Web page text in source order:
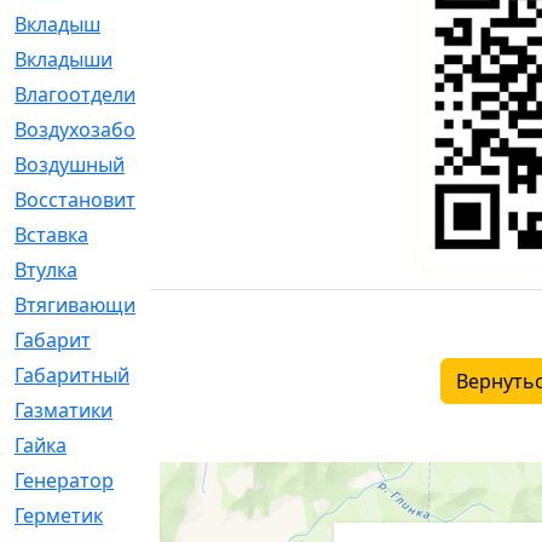
Вкладыш
Вкладыши
Влагоотделитель
Воздухозаборник
Воздушный
Восстановительный
Вставка
Втулка
Втягивающий
Габарит
Габаритный
Газматики
Гайка
Генератор
[148]
Герметик
[15]